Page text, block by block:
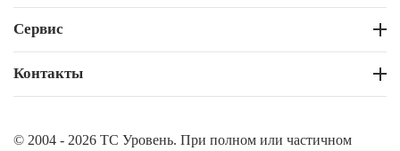
Сервис
Контакты
© 2004 - 2026 ТС Уровень. При полном или частичном